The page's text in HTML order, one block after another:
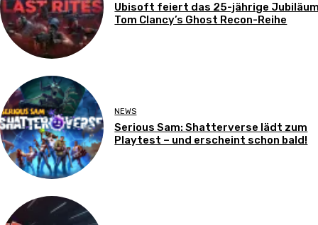
Ubisoft feiert das 25-jährige
Tom Clancy’s Ghost Recon-Reihe
NEWS
Serious Sam: Shatterverse lädt zum
Playtest – und erscheint schon bald!